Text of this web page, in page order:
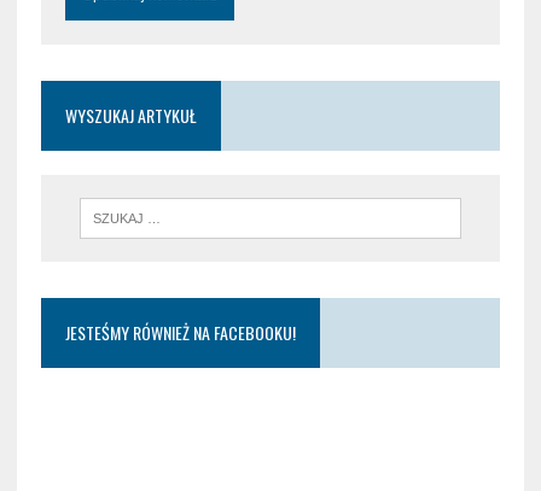
WYSZUKAJ ARTYKUŁ
JESTEŚMY RÓWNIEŻ NA FACEBOOKU!